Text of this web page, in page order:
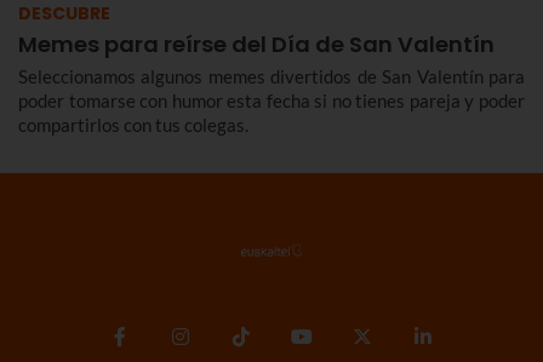
DESCUBRE
Memes para reírse del Día de San Valentín
Seleccionamos algunos memes divertidos de San Valentín para
poder tomarse con humor esta fecha si no tienes pareja y poder
compartirlos con tus colegas.